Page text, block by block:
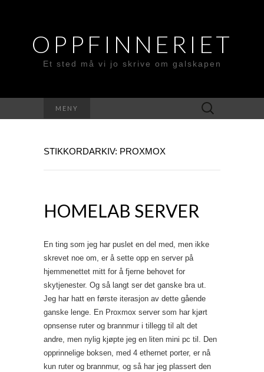
OPPFINNERIET
Et sted må vi jo skrive om galskapen
MENY
Søk
etter:
STIKKORDARKIV: PROXMOX
HOMELAB SERVER
En ting som jeg har puslet en del med, men ikke
skrevet noe om, er å sette opp en server på
hjemmenettet mitt for å fjerne behovet for
skytjenester. Og så langt ser det ganske bra ut.
Jeg har hatt en første iterasjon av dette gående
ganske lenge. En Proxmox server som har kjørt
opnsense ruter og brannmur i tillegg til alt det
andre, men nylig kjøpte jeg en liten mini pc til. Den
opprinnelige boksen, med 4 ethernet porter, er nå
kun ruter og brannmur, og så har jeg plassert den